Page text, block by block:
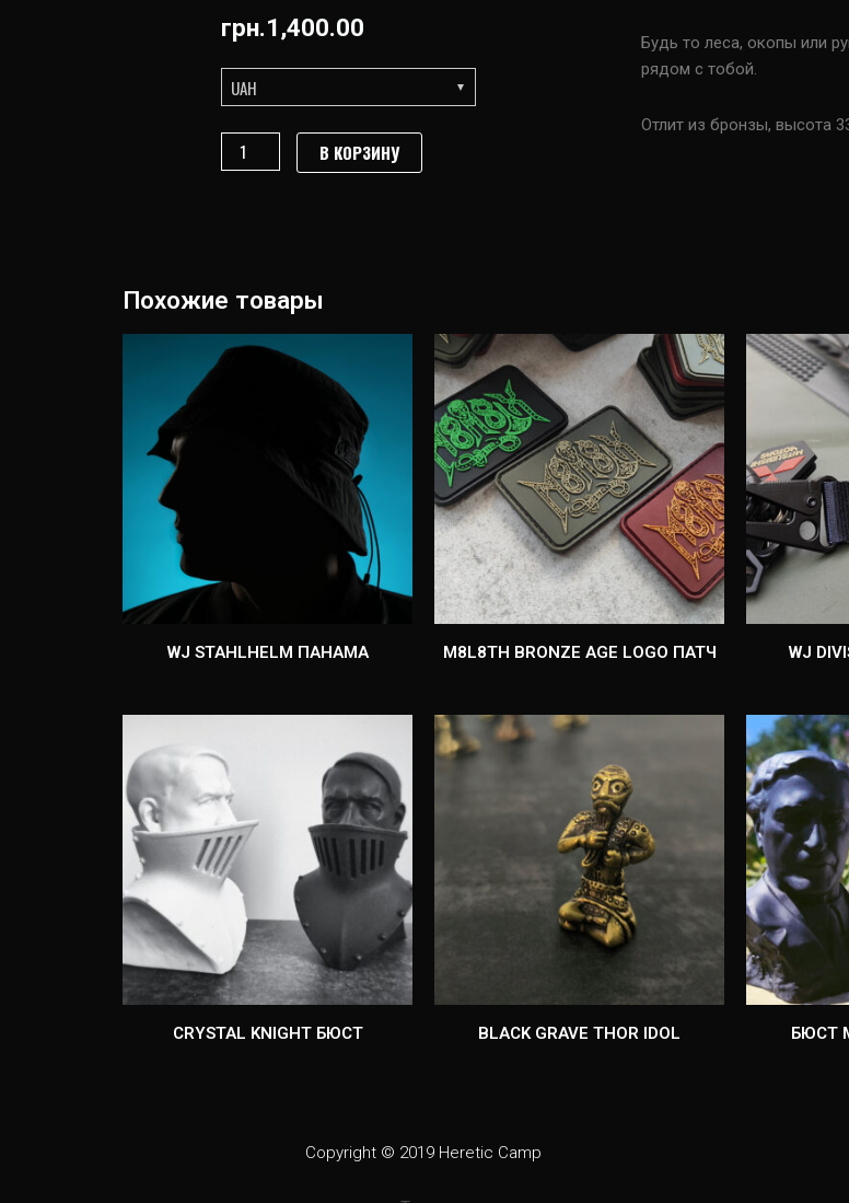
грн.1,400.00
UAH
Количество
товара
В КОРЗИНУ
Будь то леса, окопы или
рядом с тобой.
Отлит из бронзы, высота
Похожие товары
WJ STAHLHELM ПАНАМА M8L8TH BRONZE AGE LOGO ПАТЧ WJ
CRYSTAL KNIGHT БЮСТ BLACK GRAVE THOR IDOL БЮСТ
Copyright © 2019 Heretic Camp